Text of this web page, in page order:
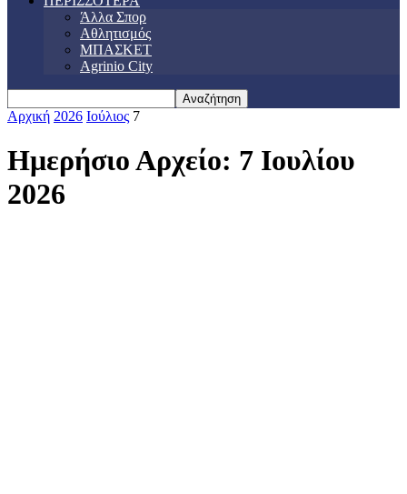
Άλλα Σπορ
Αθλητισμός
ΜΠΑΣΚΕΤ
Agrinio City
Αρχική 2026 Ιούλιος 7
Ημερήσιο Αρχείο: 7 Ιουλίου
2026